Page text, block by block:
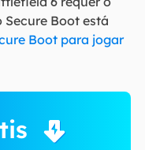
Boot está
Boot para jogar